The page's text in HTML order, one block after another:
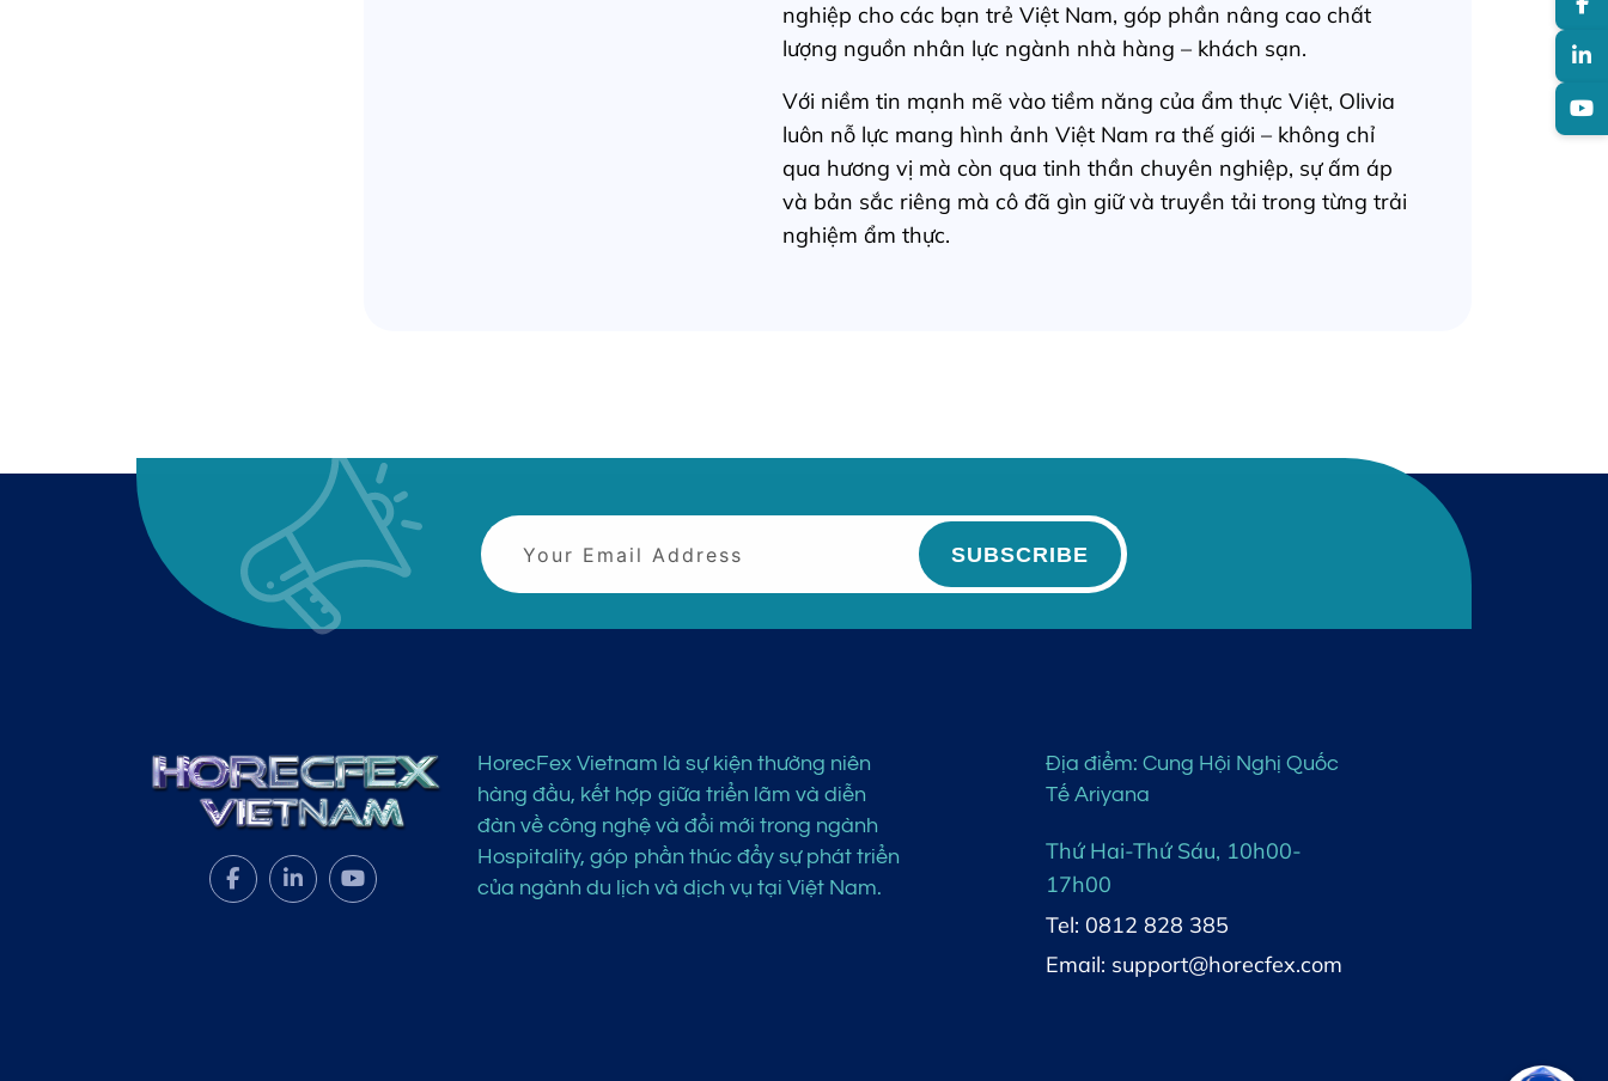
nghiệp cho các bạn trẻ Việt Nam, góp phần nâng cao chất
lượng nguồn nhân lực ngành nhà hàng – khách sạn.
Với niềm tin mạnh mẽ vào tiềm năng của ẩm thực Việt, Olivia
luôn nỗ lực mang hình ảnh Việt Nam ra thế giới – không chỉ
qua hương vị mà còn qua tinh thần chuyên nghiệp, sự ấm áp
và bản sắc riêng mà cô đã gìn giữ và truyền tải trong từng trải
nghiệm ẩm thực.
SUBSCRIBE
HorecFex Vietnam là sự kiện thường niên
hàng đầu, kết hợp giữa triển lãm và diễn
đàn về công nghệ và đổi mới trong ngành
Hospitality, góp phần thúc đẩy sự phát triển
của ngành du lịch và dịch vụ tại Việt Nam.
Địa điểm: Cung Hội Nghị Quốc
Tế Ariyana
Thứ Hai-Thứ Sáu, 10h00-
17h00
Tel: 0812 828 385
Email: support@horecfex.com